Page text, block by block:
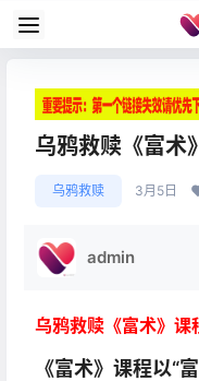
乌鸦救赎《富术》
乌鸦救赎 3月5日
admin
乌鸦救赎《富术》课
《富术》课程以“